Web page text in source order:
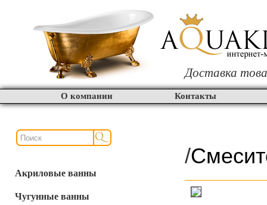
Доставка
О компании Контакты
Акриловые ванны
Чугунные ванны
/